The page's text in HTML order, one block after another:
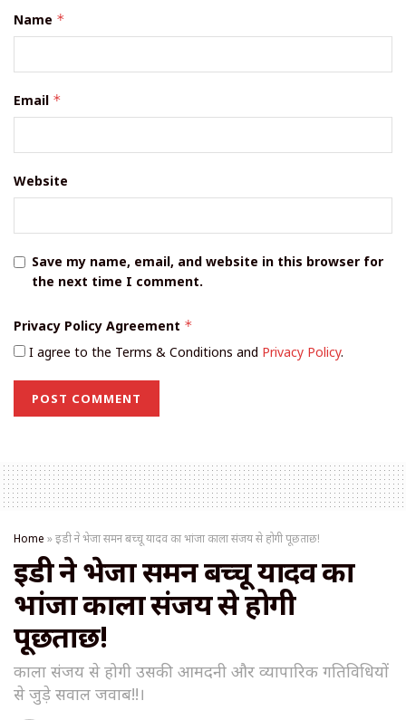
Name *
Email *
Website
Save my name, email, and website in this browser for
the next time I comment.
Privacy Policy Agreement *
I agree to the Terms & Conditions and Privacy Policy.
Home »इडी ने भेजा समन बच्चू यादव का भांजा काला संजय से होगी पूछताछ!
इडी ने भेजा समन बच्चू यादव का
भांजा काला संजय से होगी
पूछताछ!
काला संजय से होगी उसकी आमदनी और व्यापारिक गतिविधियों
से जुड़े सवाल जवाब!!।